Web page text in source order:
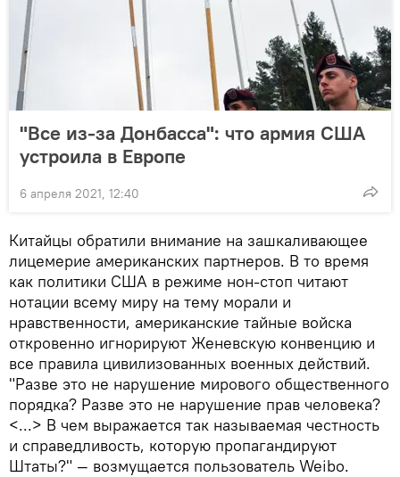
"Все из-за Донбасса": что армия США
устроила в Европе
6 апреля 2021, 12:40
Китайцы обратили внимание на зашкаливающее
лицемерие американских партнеров. В то время
как политики США в режиме нон-стоп читают
нотации всему миру на тему морали и
нравственности, американские тайные войска
откровенно игнорируют Женевскую конвенцию и
все правила цивилизованных военных действий.
"Разве это не нарушение мирового общественного
порядка? Разве это не нарушение прав человека?
<...> В чем выражается так называемая честность
и справедливость, которую пропагандируют
Штаты?" — возмущается пользователь Weibo.